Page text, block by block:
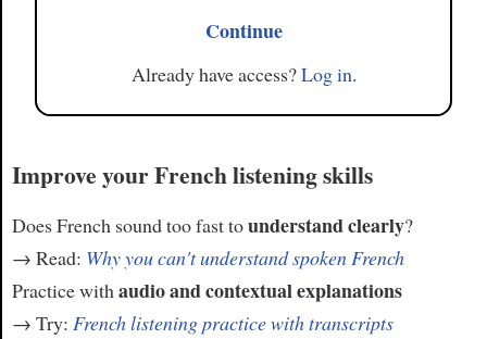
Continue
Already have access?Log in.
Improve your French listening skills
Does French sound too fast tounderstand clearly?
→ Read: Why you can't understand spoken French
Practice with audio and contextual explanations
→ Try: French listening practice with transcripts